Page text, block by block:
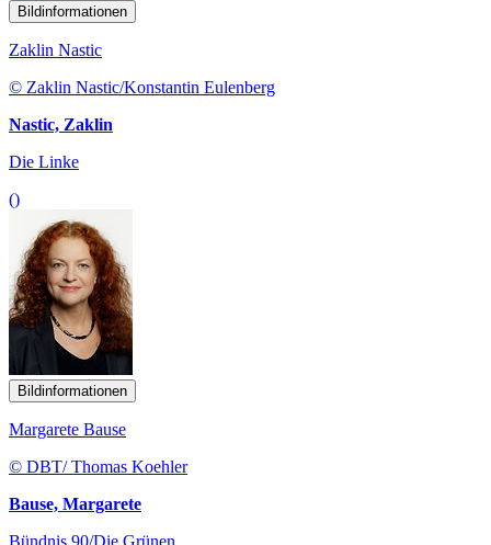
Bildinformationen
Zaklin Nastic
© Zaklin Nastic/Konstantin Eulenberg
Nastic, Zaklin
Die Linke
()
Bildinformationen
Margarete Bause
© DBT/ Thomas Koehler
Bause, Margarete
Bündnis 90/Die Grünen